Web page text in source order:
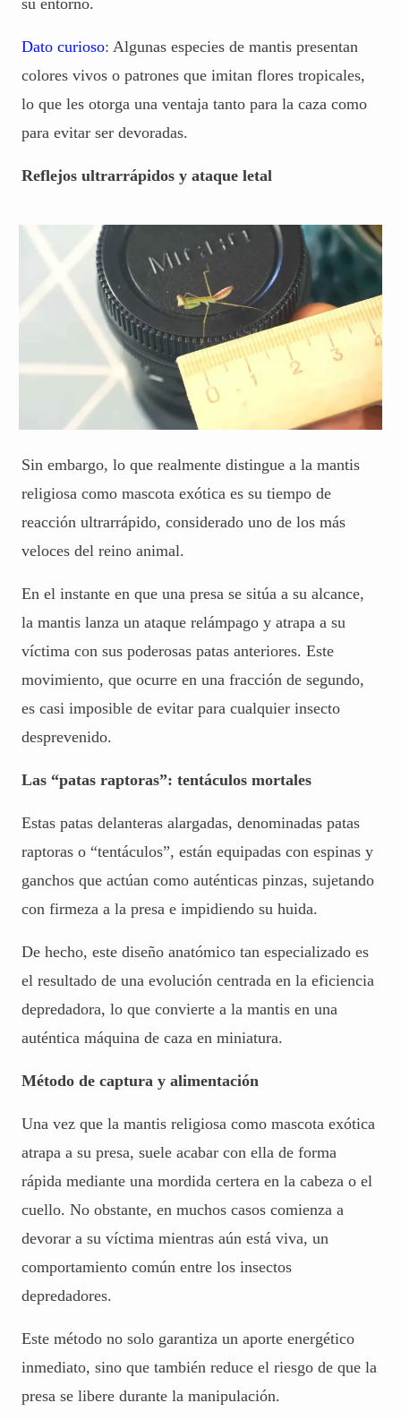
su entorno.
Dato curioso: Algunas especies de mantis presentan
colores vivos o patrones que imitan flores tropicales,
lo que les otorga una ventaja tanto para la caza como
para evitar ser devoradas.
Reflejos ultrarrápidos y ataque letal
Sin embargo, lo que realmente distingue a la mantis
religiosa como mascota exótica es su tiempo de
reacción ultrarrápido, considerado uno de los más
veloces del reino animal.
En el instante en que una presa se sitúa a su alcance,
la mantis lanza un ataque relámpago y atrapa a su
víctima con sus poderosas patas anteriores. Este
movimiento, que ocurre en una fracción de segundo,
es casi imposible de evitar para cualquier insecto
desprevenido.
Las “patas raptoras”: tentáculos mortales
Estas patas delanteras alargadas, denominadas patas
raptoras o “tentáculos”, están equipadas con espinas y
ganchos que actúan como auténticas pinzas, sujetando
con firmeza a la presa e impidiendo su huida.
De hecho, este diseño anatómico tan especializado es
el resultado de una evolución centrada en la eficiencia
depredadora, lo que convierte a la mantis en una
auténtica máquina de caza en miniatura.
Método de captura y alimentación
Una vez que la mantis religiosa como mascota exótica
atrapa a su presa, suele acabar con ella de forma
rápida mediante una mordida certera en la cabeza o el
cuello. No obstante, en muchos casos comienza a
devorar a su víctima mientras aún está viva, un
comportamiento común entre los insectos
depredadores.
Este método no solo garantiza un aporte energético
inmediato, sino que también reduce el riesgo de que la
presa se libere durante la manipulación.